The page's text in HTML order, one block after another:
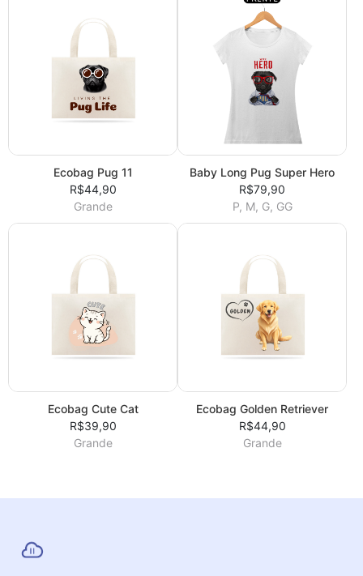
Ecobag Pug 11
R$44,90
Grande
Baby Long Pug Super Hero
R$79,90
P, M, G, GG
Ecobag Cute Cat
R$39,90
Grande
Ecobag Golden Retriever
R$44,90
Grande